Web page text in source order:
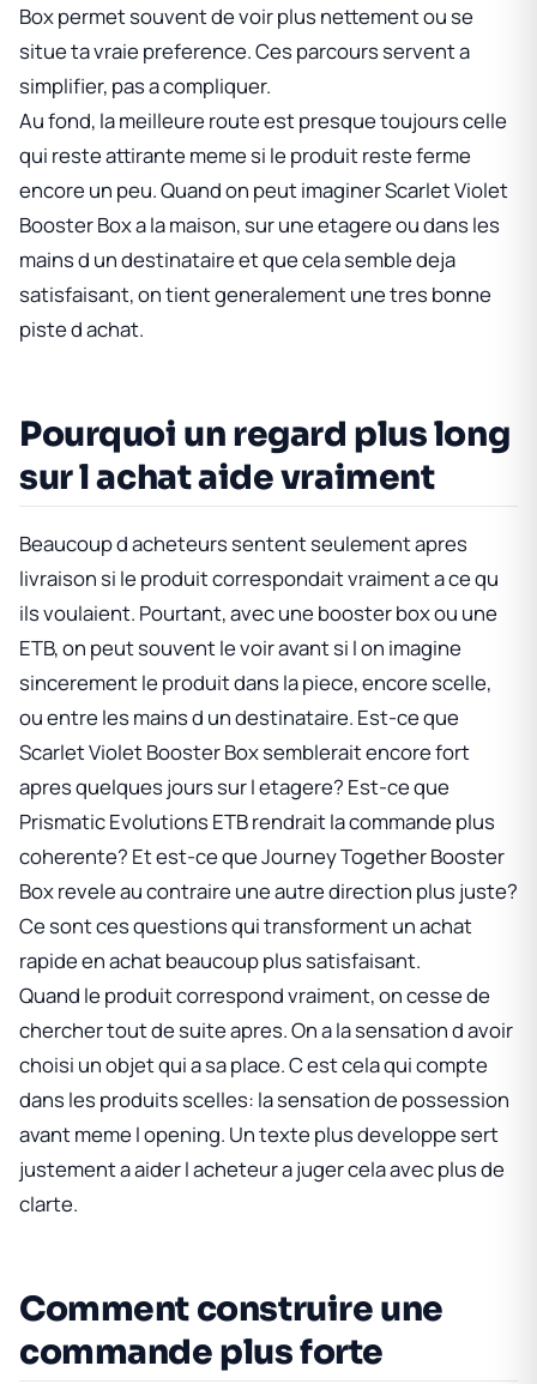
Boxpermet souvent de voir plus nettement ou se
situe ta vraie preference. Ces parcours servent a
simplifier, pas a compliquer.
Au fond, la meilleure route est presque toujours celle
qui reste attirante meme si le produit reste ferme
encore un peu. Quand on peut imaginerScarlet Violet
Booster Boxa la maison, sur une etagere ou dans les
mains d un destinataire et que cela semble deja
satisfaisant, on tient generalement une tres bonne
piste d achat.
Pourquoi un regard plus long
sur l achat aide vraiment
Beaucoup d acheteurs sentent seulement apres
livraison si le produit correspondait vraiment a ce qu
ils voulaient. Pourtant, avec une booster box ou une
ETB, on peut souvent le voir avant si l on imagine
sincerement le produit dans la piece, encore scelle,
ou entre les mains d un destinataire. Est-ce que
Scarlet Violet Booster Boxsemblerait encore fort
apres quelques jours sur l etagere? Est-ce que
Prismatic Evolutions ETBrendrait la commande plus
coherente? Et est-ce queJourney Together Booster
Boxrevele au contraire une autre direction plus juste?
Ce sont ces questions qui transforment un achat
rapide en achat beaucoup plus satisfaisant.
Quand le produit correspond vraiment, on cesse de
chercher tout de suite apres. On a la sensation d avoir
choisi un objet qui a sa place. C est cela qui compte
dans les produits scelles: la sensation de possession
avant meme l opening. Un texte plus developpe sert
justement a aider l acheteur a juger cela avec plus de
clarte.
Comment construire une
commande plus forte